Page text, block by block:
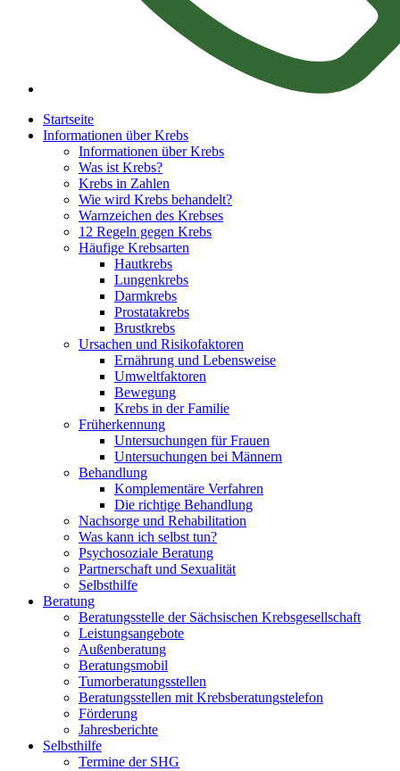
Startseite
Informationen über Krebs
Informationen über Krebs
Was ist Krebs?
Krebs in Zahlen
Wie wird Krebs behandelt?
Warnzeichen des Krebses
12 Regeln gegen Krebs
Häufige Krebsarten
Hautkrebs
Lungenkrebs
Darmkrebs
Prostatakrebs
Brustkrebs
Ursachen und Risikofaktoren
Ernährung und Lebensweise
Umweltfaktoren
Bewegung
Krebs in der Familie
Früherkennung
Untersuchungen für Frauen
Untersuchungen bei Männern
Behandlung
Komplementäre Verfahren
Die richtige Behandlung
Nachsorge und Rehabilitation
Was kann ich selbst tun?
Psychosoziale Beratung
Partnerschaft und Sexualität
Selbsthilfe
Beratung
Beratungsstelle der Sächsischen Krebsgesellschaft
Leistungsangebote
Außenberatung
Beratungsmobil
Tumorberatungsstellen
Beratungsstellen mit Krebsberatungstelefon
Förderung
Jahresberichte
Selbsthilfe
Termine der SHG